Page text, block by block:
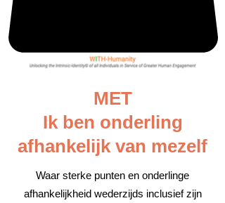
MET
Ik ben onderling
afhankelijk van mezelf
Waar sterke punten en onderlinge
afhankelijkheid wederzijds inclusief zijn